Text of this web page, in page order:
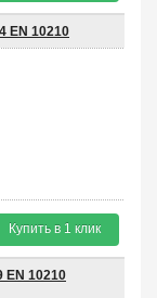
EN 10210
Купить в 1 клик
EN 10210